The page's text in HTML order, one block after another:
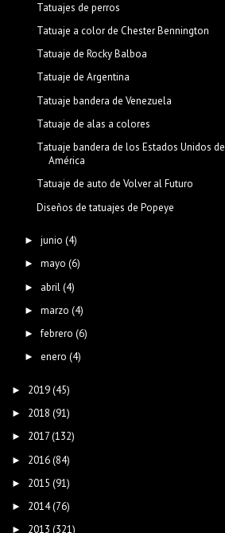
Tatuajes de perros
Tatuaje a color de Chester Bennington
Tatuaje de Rocky Balboa
Tatuaje de Argentina
Tatuaje bandera de Venezuela
Tatuaje de alas a colores
Tatuaje bandera de los Estados Unidos de
América
Tatuaje de auto de Volver al Futuro
Diseños de tatuajes de Popeye
► junio (4)
► mayo (6)
► abril (4)
► marzo (4)
►febrero (6)
► enero (4)
► 2019(45)
► 2018 (91)
► 2017(132)
► 2016(84)
► 2015 (91)
► 2014(76)
► 2013 (321)